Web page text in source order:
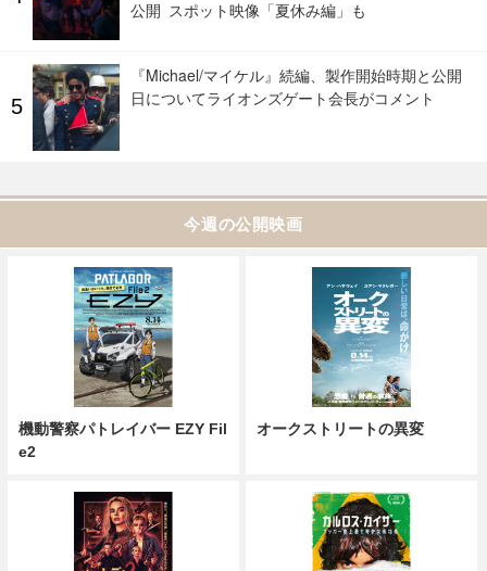
公開 スポット映像「夏休み編」も
『Michael/マイケル』続編、製作開始時期と公開
日についてライオンズゲート会長がコメント
今週の公開映画
機動警察パトレイバー EZY Fil
e2
オークストリートの異変